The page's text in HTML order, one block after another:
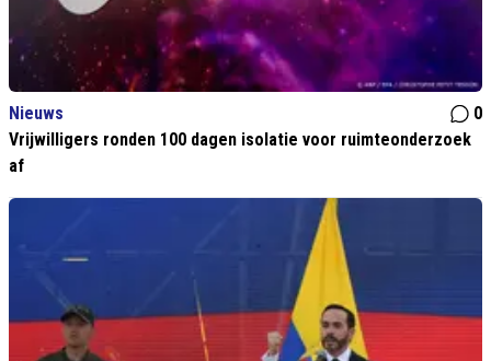
Nieuws
0
Vrijwilligers ronden 100 dagen isolatie voor ruimteonderzoek
af